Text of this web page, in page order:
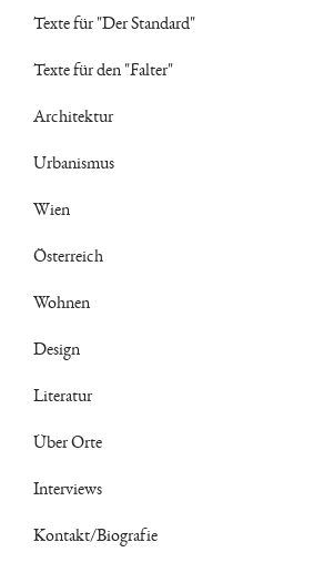
Texte für "Der Standard"
Texte für den "Falter"
Architektur
Urbanismus
Wien
Österreich
Wohnen
Design
Literatur
Über Orte
Interviews
Kontakt/Biografie